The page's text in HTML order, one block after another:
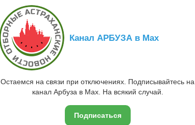
Канал АРБУЗА в Max
Остаемся на связи при отключениях. Подписывайтесь на
канал Арбуза в Max. На всякий случай.
Подписаться